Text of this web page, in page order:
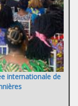
internationale de